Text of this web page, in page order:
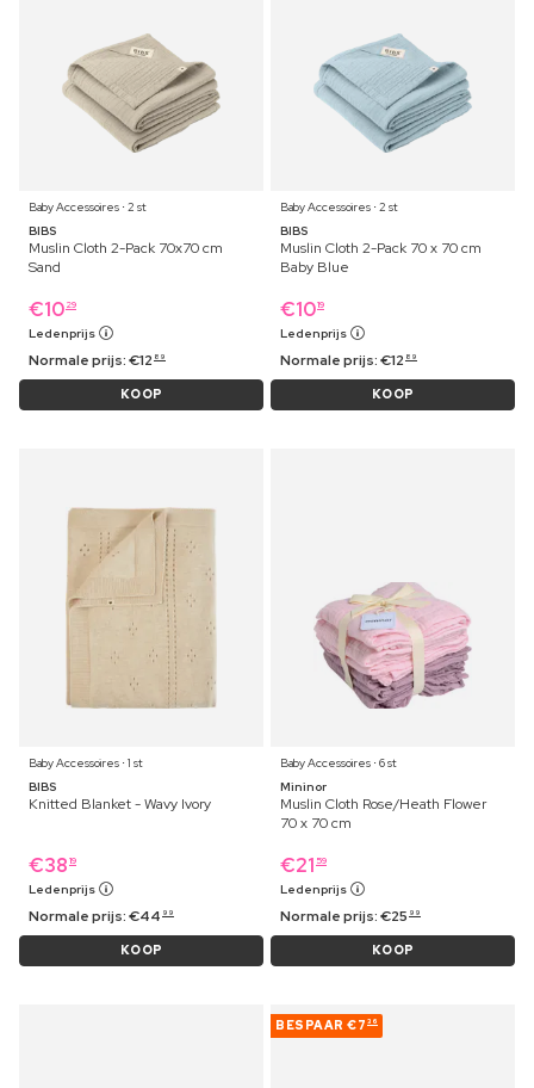
Baby Accessoires ⋅ 2 st
BIBS
Muslin Cloth 2-Pack 70x70 cm
Sand
€10 29
Ledenprijs
Normale prijs:€12 89
KOOP
Baby Accessoires ⋅ 2 st
BIBS
Muslin Cloth 2-Pack 70 x 70 cm
Baby Blue
€1019
Ledenprijs
Normale prijs:€12 89
KOOP
Baby Accessoires ⋅ 1 st
BIBS
Knitted Blanket - Wavy Ivory
€38 19
Ledenprijs
Normale prijs:€44 99
KOOP
Baby Accessoires ⋅ 6 st
Mininor
Muslin Cloth Rose/Heath Flower
70 x 70 cm
€21 59
Ledenprijs
Normale prijs:€25 99
KOOP
BESPAAR €7 36